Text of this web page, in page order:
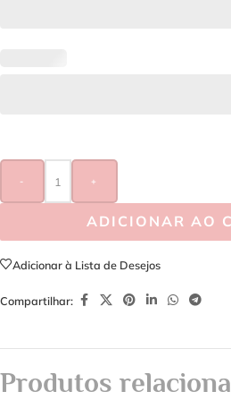
- +
ADICIONAR AO
Adicionar à Lista de Desejos
Compartilhar:
Produtos